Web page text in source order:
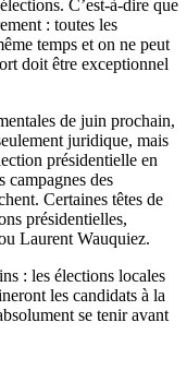
C’est-à-dire que
: toutes les
temps et on ne peut
doit être exceptionnel
de juin prochain,
juridique, mais
présidentielle en
des
Certaines têtes de
présidentielles,
Laurent Wauquiez.
: les élections locales
les candidats à la
se tenir avant